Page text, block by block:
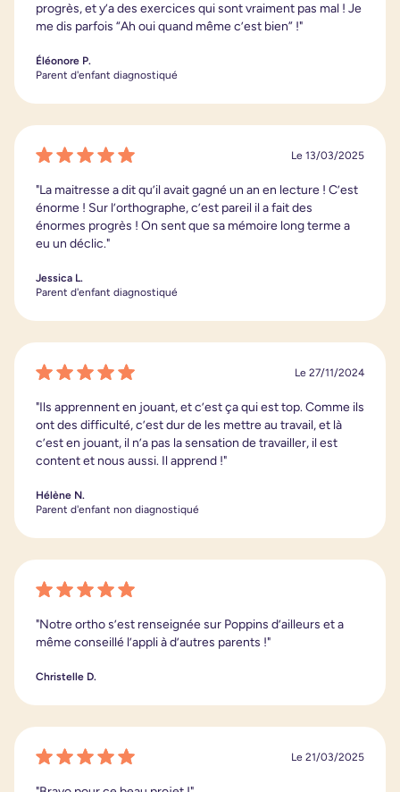
progrès, et y’a des exercices qui sont vraiment pas mal ! Je
me dis parfois “Ah oui quand même c’est bien” !"
Éléonore P.
Parent d'enfant diagnostiqué
Le 13/03/2025
"La maitresse a dit qu’il avait gagné un an en lecture ! C’est
énorme ! Sur l’orthographe, c’est pareil il a fait des
énormes progrès ! On sent que sa mémoire long terme a
eu un déclic."
Jessica L.
Parent d'enfant diagnostiqué
Le 27/11/2024
"Ils apprennent en jouant, et c’est ça qui est top. Comme ils
ont des difficulté, c’est dur de les mettre au travail, et là
c’est en jouant, il n’a pas la sensation de travailler, il est
content et nous aussi. Il apprend !"
Hélène N.
Parent d'enfant non diagnostiqué
"Notre ortho s’est renseignée sur Poppins d’ailleurs et a
même conseillé l’appli à d’autres parents !"
Christelle D.
Le 21/03/2025